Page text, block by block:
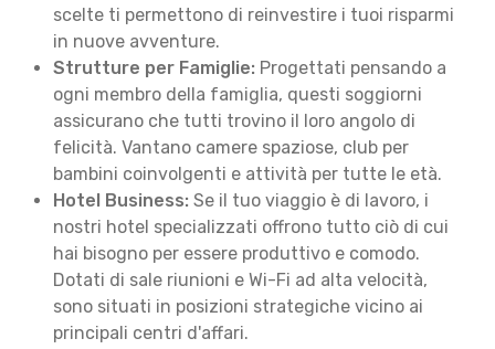
scelte ti permettono di reinvestire i tuoi risparmi
in nuove avventure.
Strutture per Famiglie: Progettati pensando a
ogni membro della famiglia, questi soggiorni
assicurano che tutti trovino il loro angolo di
felicità. Vantano camere spaziose, club per
bambini coinvolgenti e attività per tutte le età.
Hotel Business: Se il tuo viaggio è di lavoro, i
nostri hotel specializzati offrono tutto ciò di cui
hai bisogno per essere produttivo e comodo.
Dotati di sale riunioni e Wi-Fi ad alta velocità,
sono situati in posizioni strategiche vicino ai
principali centri d'affari.